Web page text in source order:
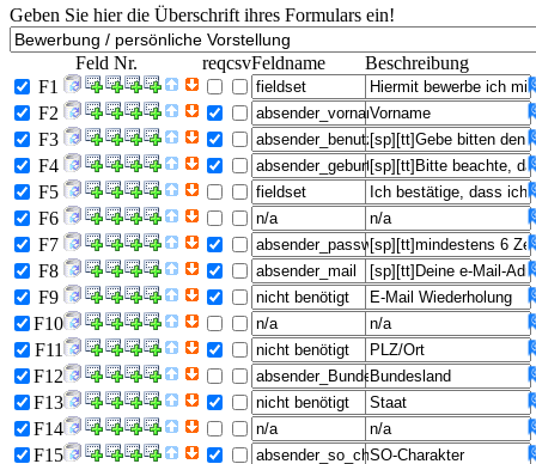
Geben Sie hier die Überschrift ihres Formulars ein!
Feld Nr. reqcsvFeldname
Beschreibung
F1
F2
F3
F4
F5
F6
F7
F8
F9
F10
F11
F12
F13
F14
F15